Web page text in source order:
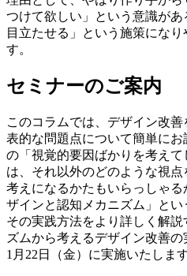
つけて欲しい」という意識が
目立たせる」という施策にな
す。
セミナーのご案内
このコラムでは、デザイン改
表的な問題点について簡単にお
の「視覚的要因ばかりを考え
は、それ以外のどのような視
考えになるかたもいらっしゃ
ザインと認知メカニズム」とい
その実践方法をより詳しく解
ズムから考えるデザイン改善
1月22日（金）に実施いたします